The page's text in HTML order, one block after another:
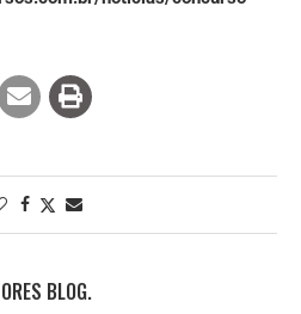
BLOG.